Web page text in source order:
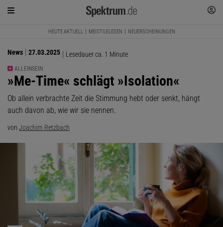
HEUTE AKTUELL MEISTGELESEN NEUERSCHEINUNGEN
News 27.03.2025 Lesedauer ca. 1 Minute
ALLEINSEIN
:
»Me-Time« schlägt »Isolation«
Ob allein verbrachte Zeit die Stimmung hebt oder senkt, hängt
auch davon ab, wie wir sie nennen.
von Joachim Retzbach